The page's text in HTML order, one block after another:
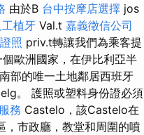
由於B 台中按摩店選擇 jos
工植牙 Val.t 嘉義徵信公司
照 priv.t轉讓我們為乘客提
歐洲國家，在伊比利亞半
部的唯一土地鄰居西班牙
。 護照或塑料身份證必須
務 Castelo，該Castelo在
，市政廳，教堂和周圍的噴